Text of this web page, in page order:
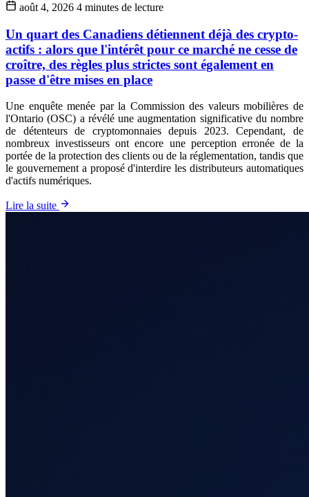
août 4, 2026 4 minutes de lecture
Un quart des Canadiens détiennent déjà des crypto-
actifs : alors que l'intérêt pour ce marché ne cesse de
croître, des règles plus strictes sont également en
passe d'être mises en place
Une enquête menée par la Commission des valeurs mobilières de
l'Ontario (OSC) a révélé une augmentation significative du nombre
de détenteurs de cryptomonnaies depuis 2023. Cependant, de
nombreux investisseurs ont encore une perception erronée de la
portée de la protection des clients ou de la réglementation, tandis que
le gouvernement a proposé d'interdire les distributeurs automatiques
d'actifs numériques.
Lire la suite